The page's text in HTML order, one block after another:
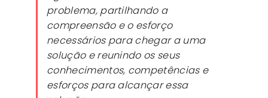
problema, partilhando a
compreensão e o esforço
necessários para chegar a uma
solução e reunindo os seus
conhecimentos, competências e
esforços para alcançar essa